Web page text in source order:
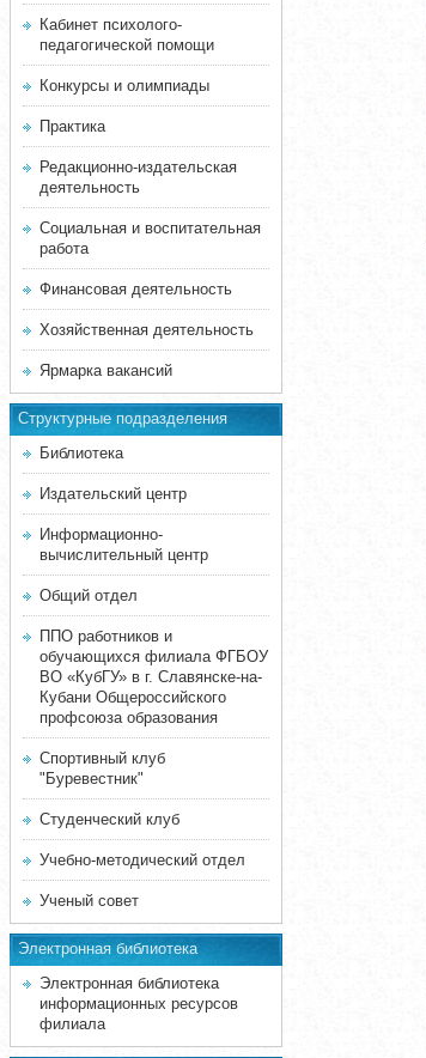
Кабинет психолого-
педагогической помощи
Конкурсы и олимпиады
Практика
Редакционно-издательская
деятельность
Социальная и воспитательная
работа
Финансовая деятельность
Хозяйственная деятельность
Ярмарка вакансий
Структурные подразделения
Библиотека
Издательский центр
Информационно-
вычислительный центр
Общий отдел
ППО работников и
обучающихся филиала ФГБОУ
ВО «КубГУ» в г. Славянске-на-
Кубани Общероссийского
профсоюза образования
Спортивный клуб
"Буревестник"
Студенческий клуб
Учебно-методический отдел
Ученый совет
Электронная библиотека
Электронная библиотека
информационных ресурсов
филиала